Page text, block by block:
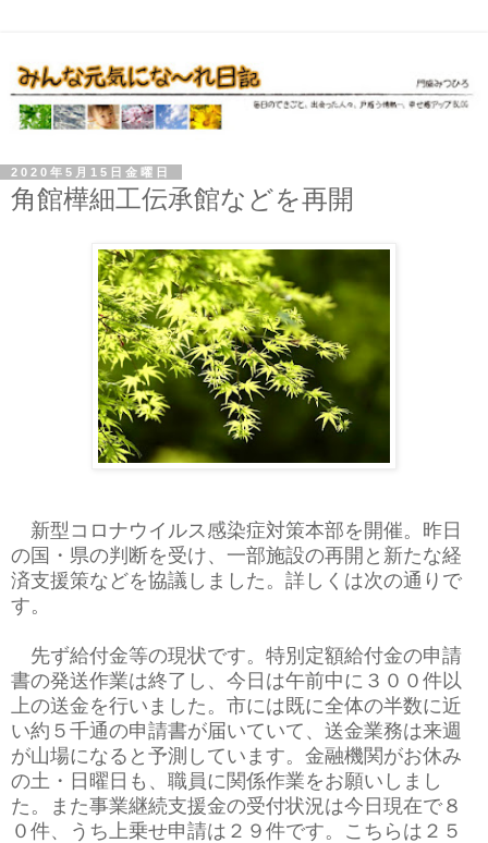
2020年5月15日金曜日
角館樺細工伝承館などを再開
新型コロナウイルス感染症対策本部を開催。昨日
の国・県の判断を受け、一部施設の再開と新たな経
済支援策などを協議しました。詳しくは次の通りで
す。
先ず給付金等の現状です。特別定額給付金の申請
書の発送作業は終了し、今日は午前中に３００件以
上の送金を行いました。市には既に全体の半数に近
い約５千通の申請書が届いていて、送金業務は来週
が山場になると予測しています。金融機関がお休み
の土・日曜日も、職員に関係作業をお願いしまし
た。また事業継続支援金の受付状況は今日現在で８
０件、うち上乗せ申請は２９件です。こちらは２５